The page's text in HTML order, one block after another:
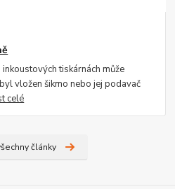
tiskárnách může
vložen šikmo nebo jej podavač
celé
články